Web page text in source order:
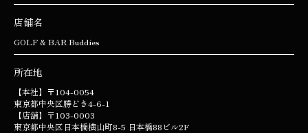
店舗名
GOLF & BAR Buddies
所在地
【本社】〒104-0054
東京都中央区勝どき4-6-1
【店舗】〒103-0003
東京都中央区日本橋横山町8-5 日本橋88ビル2F